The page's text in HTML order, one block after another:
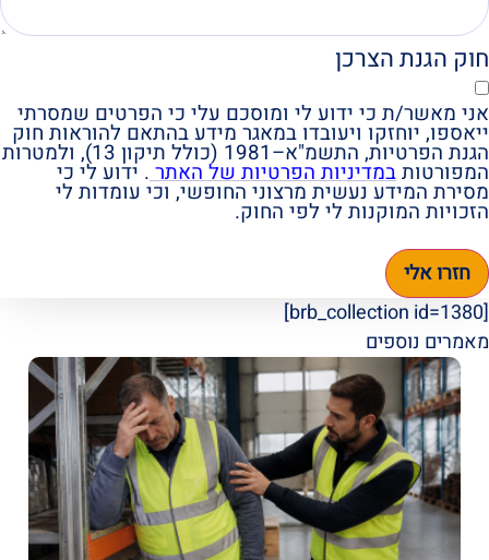
חוק הגנת הצרכן
אני מאשר/ת כי ידוע לי ומוסכם עלי כי הפרטים שמסרתי
ייאספו, יוחזקו ויעובדו במאגר מידע בהתאם להוראות חוק
הגנת הפרטיות, התשמ"א–1981 (כולל תיקון 13), ולמטרות
המפורטותבמדיניות הפרטיות של האתר . ידוע לי כי
מסירת המידע נעשית מרצוני החופשי, וכי עומדות לי
הזכויות המוקנות לי לפי החוק.
חזרו אלי
[brb_collection id=1380]
מאמרים נוספים